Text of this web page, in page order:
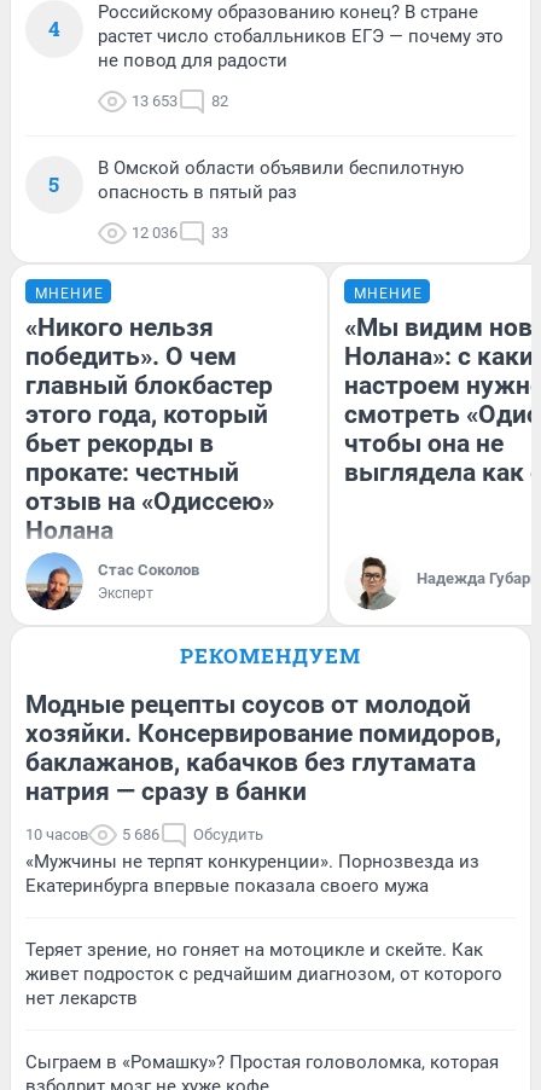
4
Российскому образованию конец? В стране
растет число стобалльников ЕГЭ — почему это
не повод для радости
13 653 82
5
В Омской области объявили беспилотную
опасность в пятый раз
12 036 33
МНЕНИЕ
«Никого нельзя
победить». О чем
главный блокбастер
этого года, который
бьет рекорды в
прокате: честный
отзыв на «Одиссею»
Нолана
Стас Соколов
Эксперт
МНЕНИЕ
«Мы видим
Нолана»: с
настроем
смотреть
чтобы она не
выглядела как
Надежда Губарь
РЕКОМЕНДУЕМ
Модные рецепты соусов от молодой
хозяйки. Консервирование помидоров,
баклажанов, кабачков без глутамата
натрия — сразу в банки
10 часов 5 686 Обсудить
«Мужчины не терпят конкуренции». Порнозвезда из
Екатеринбурга впервые показала своего мужа
Теряет зрение, но гоняет на мотоцикле и скейте. Как
живет подросток с редчайшим диагнозом, от которого
нет лекарств
Сыграем в «Ромашку»? Простая головоломка, которая